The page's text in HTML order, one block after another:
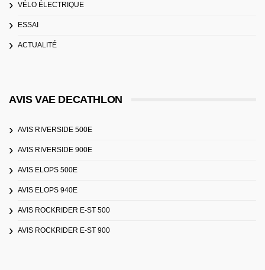
VÉLO ÉLECTRIQUE
ESSAI
ACTUALITÉ
AVIS VAE DECATHLON
AVIS RIVERSIDE 500E
AVIS RIVERSIDE 900E
AVIS ELOPS 500E
AVIS ELOPS 940E
AVIS ROCKRIDER E-ST 500
AVIS ROCKRIDER E-ST 900